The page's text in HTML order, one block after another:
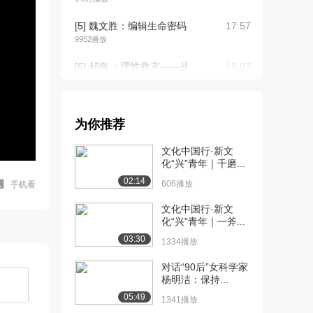
手机看
[5] 魏文胜：编辑生命密码
9952播放
17:57
[6] 郝南 ：理性救灾——从
18:07
[8] 刘新宇：故事伴我们一
3.0万播放
[9] 张春成：创新源于生活
5.2万播放
[10] 刘红：月球生活105天 17:42
[11] 冯永锋：做环保，要
趁早
为你推荐
02:14
文化中国行·新文
化“兴”青年｜千磨...
606播放
03:30
文化中国行·新文
化“兴”青年｜一斧...
1334播放
05:49
对话“90后”女科学家
杨明洁：保持...
1341播放